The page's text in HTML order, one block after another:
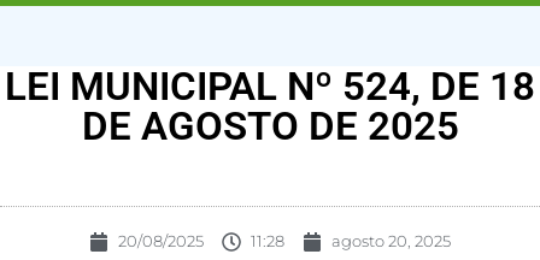
LEI MUNICIPAL Nº 524, DE 18
DE AGOSTO DE 2025
20/08/2025 11:28 agosto 20, 2025